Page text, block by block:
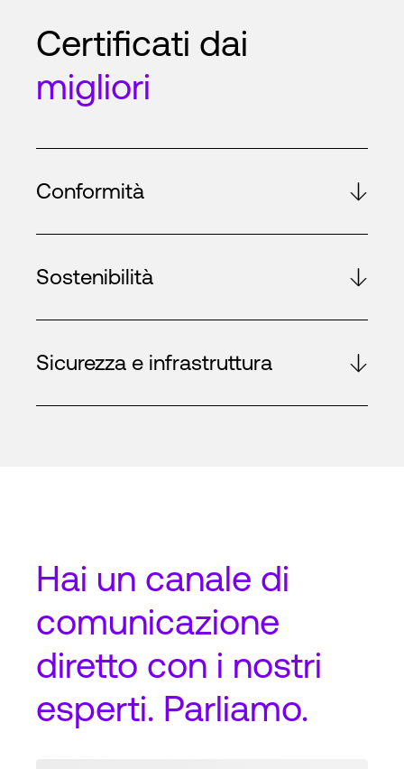
Certificati dai
migliori
Conformità
Sostenibilità
Sicurezza e infrastruttura
Hai un canale di
comunicazione
diretto con i nostri
esperti. Parliamo.